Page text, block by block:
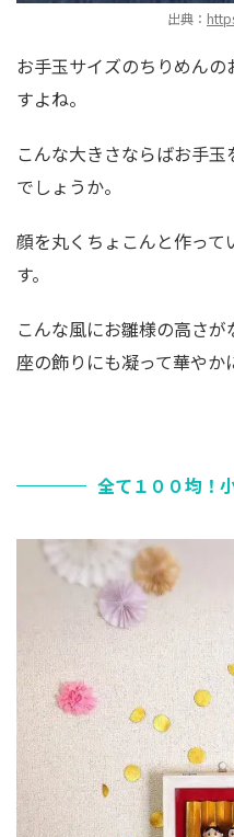
出典：
お手玉サイズのちりめん
すよね。
こんな大きさならばお手
でしょうか。
顔を丸くちょこんと作っ
す。
こんな風にお雛様の高さ
座の飾りにも凝って華やか
全て１００均！